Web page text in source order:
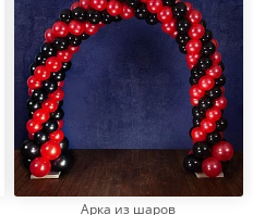
Арка из шаров